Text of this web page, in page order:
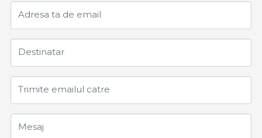
Adresa ta de email
Destinatar
Trimite emailul catre
Mesaj